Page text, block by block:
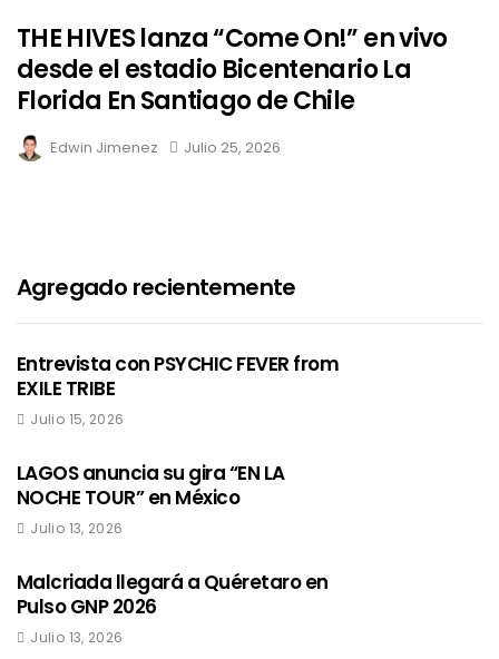
THE HIVES lanza “Come On!” en vivo
desde el estadio Bicentenario La
Florida En Santiago de Chile
Edwin Jimenez Julio 25, 2026
Agregado recientemente
Entrevista con PSYCHIC FEVER from
EXILE TRIBE
Julio 15, 2026
LAGOS anuncia su gira “EN LA
NOCHE TOUR” en México
Julio 13, 2026
Malcriada llegará a Quéretaro en
Pulso GNP 2026
Julio 13, 2026